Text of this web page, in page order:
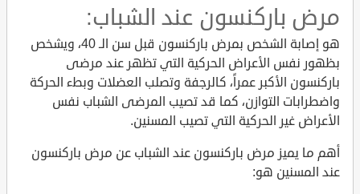
مرض باركنسون عند الشباب:
هو إصابة الشخص بمرض باركنسون قبل سن الـ 40، ويشخص
بظهور نفس الأعراض الحركية التي تظهر عند مرضى
باركنسون الأكبر عمراً، كالرجفة وتصلب العضلات وبطء الحركة
واضطرابات التوازن، كما قد تصيب المرضى الشباب نفس
الأعراض غير الحركية التي تصيب المسنين.
أهم ما يميز مرض باركنسون عند الشباب عن مرض باركنسون
عند المسنين هو: